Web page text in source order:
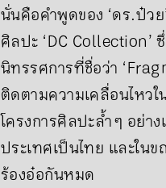
นั่นคือคำพูดของ ‘ดร.ป๋วย
ศิลปะ ‘DC
นิทรรศการที่ชื่อว่า
ติดตามความเคลื่อนไหว
โครงการศิลปะล้ำ ๆ อย่า
ประเทศเป็นไทย และใน
ร้องอ๋อกันหมด